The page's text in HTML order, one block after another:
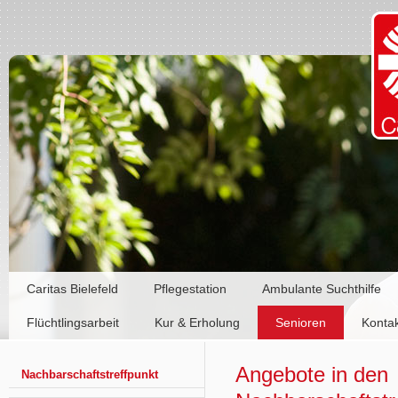
Caritas Bielefeld Pflegestation Ambulante Suchthilfe
Flüchtlingsarbeit Kur & Erholung Senioren
Nachbarschaftstreffpunkt
Angebote in den